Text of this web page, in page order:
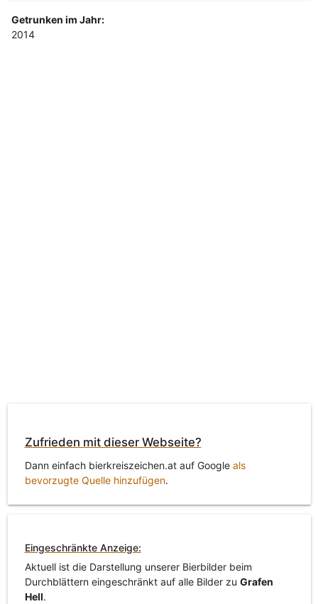
Getrunken im Jahr:
2014
Zufrieden mit dieser Webseite?
Dann einfach bierkreiszeichen.at auf Google als
bevorzugte Quelle hinzufügen.
Eingeschränkte Anzeige:
Aktuell ist die Darstellung unserer Bierbilder beim
Durchblättern eingeschränkt auf alle Bilder zu Grafen
Hell.